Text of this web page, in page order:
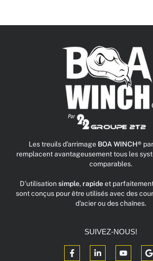
Les treuils d’arrimage BOA WINCH®
remplacent avantageusement tous les
comparables.
D’utilisationsimple, rapideet
sont conçus pour être utilisés avec des
d’acier ou des chaînes.
SUIVEZ-NOUS!